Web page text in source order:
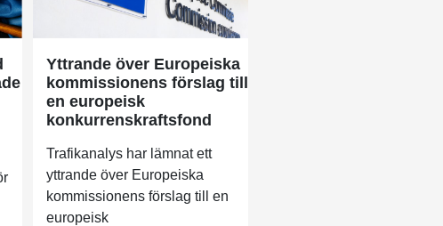
Yttrande över Europeiska
kommissionens förslag till
en europeisk
konkurrenskraftsfond
Trafikanalys har lämnat ett
yttrande över Europeiska
kommissionens förslag till en
europeisk